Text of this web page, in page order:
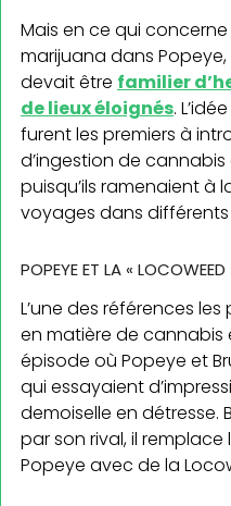
Mais en ce qui
marijuana dans
devait être familier
de lieux éloignés.
furent les premiers à
d’ingestion de
puisqu’ils ramenaient à
voyages dans différents
POPEYE ET LA « LOCOWEED
L’une des références
en matière de cannabis
épisode où Popeye et
qui essayaient
demoiselle en détresse.
par son rival, il remplace
Popeye avec de la